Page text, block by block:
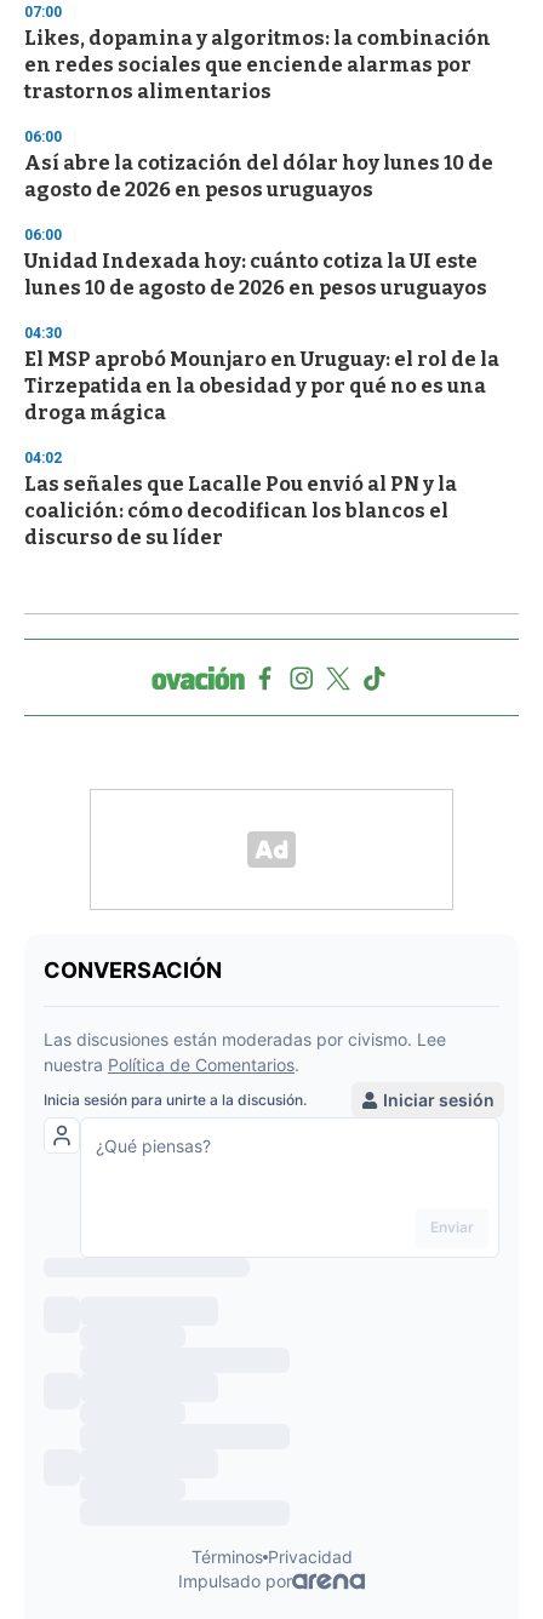
07:00
Likes, dopamina y algoritmos: la combinación
en redes sociales que enciende alarmas por
trastornos alimentarios
06:00
Así abre la cotización del dólar hoy lunes 10 de
agosto de 2026 en pesos uruguayos
06:00
Unidad Indexada hoy: cuánto cotiza la UI este
lunes 10 de agosto de 2026 en pesos uruguayos
04:30
El MSP aprobó Mounjaro en Uruguay: el rol de la
Tirzepatida en la obesidad y por qué no es una
droga mágica
04:02
Las señales que Lacalle Pou envió al PN y la
coalición: cómo decodifican los blancos el
discurso de su líder